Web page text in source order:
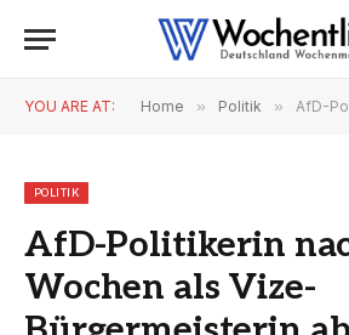
YOU ARE AT: Home » Politik » AfD-Politikerin
POLITIK
AfD-Politikerin
Wochen als Vize-